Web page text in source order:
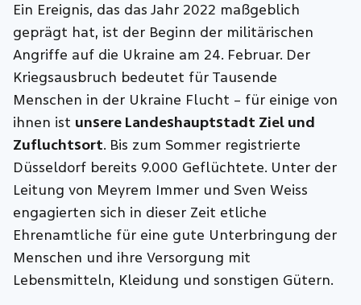
Ein Ereignis, das das Jahr 2022 maßgeblich
geprägt hat, ist der Beginn der militärischen
Angriffe auf die Ukraine am 24. Februar. Der
Kriegsausbruch bedeutet für Tausende
Menschen in der Ukraine Flucht – für einige von
ihnen ist unsere Landeshauptstadt Ziel und
Zufluchtsort. Bis zum Sommer registrierte
Düsseldorf bereits 9.000 Geflüchtete. Unter der
Leitung von Meyrem Immer und Sven Weiss
engagierten sich in dieser Zeit etliche
Ehrenamtliche für eine gute Unterbringung der
Menschen und ihre Versorgung mit
Lebensmitteln, Kleidung und sonstigen Gütern.